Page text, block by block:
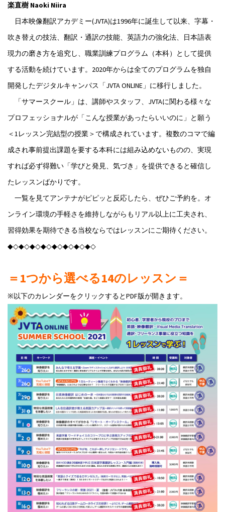
楽直樹 Naoki Niira
日本映像翻訳アカデミー(JVTA)は1996年に誕生して以来、字幕・
吹き替えの技法、翻訳・通訳の技能、英語力の強化法、日本語表
現力の磨き方を追究し、職業訓練プログラム（本科）として提供
する活動を続けています。2020年からは全てのプログラムを独自
開発したデジタルキャンパス「JVTA ONLINE」に移行しました。
「サマースクール」は、講師やスタッフ、JVTAに関わる様々な
プロフェッショナルが「こんな授業があったらいいのに」と願う
＜1レッスン完結型の授業＞で構成されています。複数のコマで編
成され事前提出課題を要する本科には組み込めないものの、実現
すれば必ず得難い「学びと発見、気づき」を提供できると確信し
たレッスンばかりです。
一覧を見てアンテナがピピッと反応したら、ぜひご予約を。オ
ンライン環境の手軽さを維持しながらもリアル以上に工夫され、
習得効果を期待できる当校ならではレッスンにご期待ください。
◆◇◆◇◆◇◆◇◆◇◆◇◆◇◆◇
＝1つから選べる14のレッスン＝
※以下のカレンダーをクリックするとPDF版が開きます。